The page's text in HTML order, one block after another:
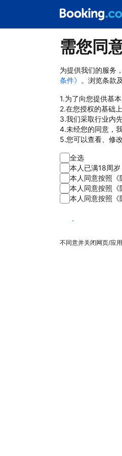
需您同
为提供我们的服务
条件》 。浏览条款
1.为了向您提供基
2.在您授权的基础
3.我们采取行业内
4.未经您的同意，
5.您可以查看、修
全选
本人已满18周
本人同意按照《
本人同意按照《
本人同意按照《
同意
不同意并关闭网页/应